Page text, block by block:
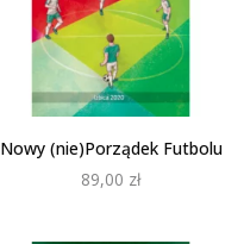
Nowy (nie)Porządek Futbolu
89,00 zł